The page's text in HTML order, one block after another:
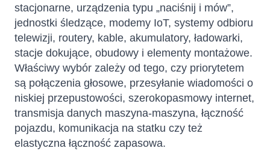
stacjonarne, urządzenia typu „naciśnij i mów”,
jednostki śledzące, modemy IoT, systemy odbioru
telewizji, routery, kable, akumulatory, ładowarki,
stacje dokujące, obudowy i elementy montażowe.
Właściwy wybór zależy od tego, czy priorytetem
są połączenia głosowe, przesyłanie wiadomości o
niskiej przepustowości, szerokopasmowy internet,
transmisja danych maszyna-maszyna, łączność
pojazdu, komunikacja na statku czy też
elastyczna łączność zapasowa.